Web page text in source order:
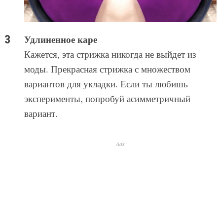
Удлиненное каре
Кажется, эта стрижка никогда не выйдет из
моды. Прекрасная стрижка с множеством
вариантов для укладки. Если ты любишь
эксперименты, попробуй асимметричный
вариант.
Ads